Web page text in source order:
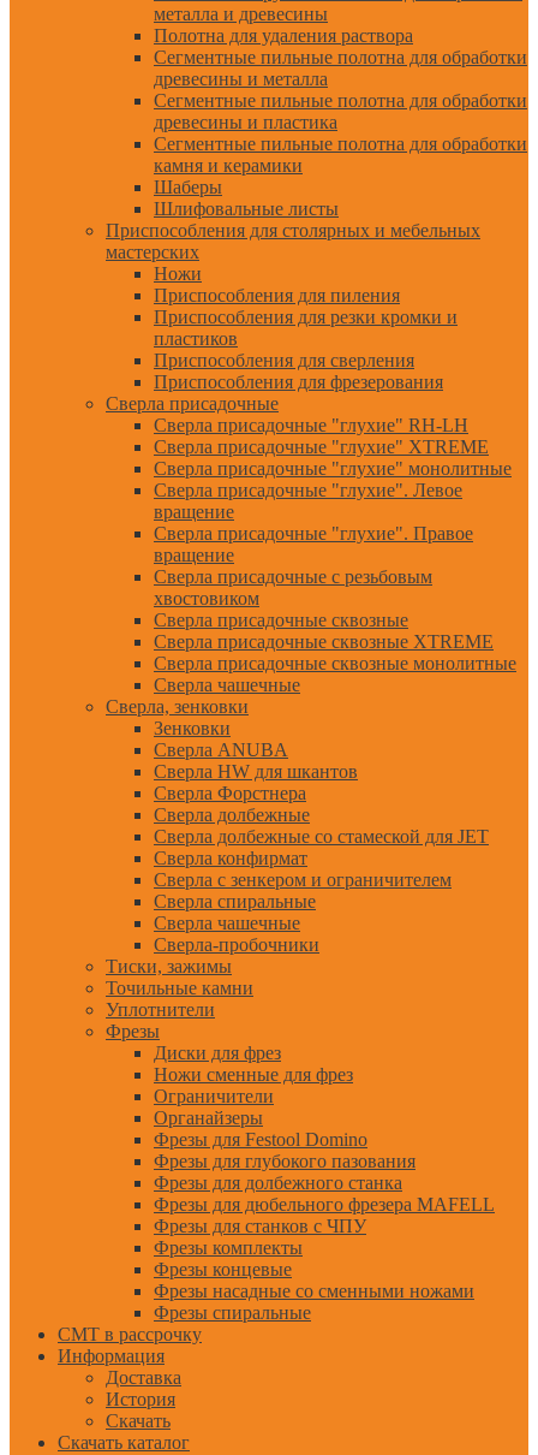
металла и древесины
Полотна для удаления раствора
Сегментные пильные полотна для обработки
древесины и металла
Сегментные пильные полотна для обработки
древесины и пластика
Сегментные пильные полотна для обработки
камня и керамики
Шаберы
Шлифовальные листы
Приспособления для столярных и мебельных
мастерских
Ножи
Приспособления для пиления
Приспособления для резки кромки и
пластиков
Приспособления для сверления
Приспособления для фрезерования
Сверла присадочные
Сверла присадочные "глухие" RH-LH
Сверла присадочные "глухие" XTREME
Сверла присадочные "глухие" монолитные
Сверла присадочные "глухие". Левое
вращение
Сверла присадочные "глухие". Правое
вращение
Сверла присадочные с резьбовым
хвостовиком
Сверла присадочные сквозные
Сверла присадочные сквозные XTREME
Сверла присадочные сквозные монолитные
Сверла чашечные
Сверла, зенковки
Зенковки
Сверла ANUBA
Сверла HW для шкантов
Сверла Форстнера
Сверла долбежные
Сверла долбежные со стамеской для JET
Сверла конфирмат
Сверла с зенкером и ограничителем
Сверла спиральные
Сверла чашечные
Сверла-пробочники
Тиски, зажимы
Точильные камни
Уплотнители
Фрезы
Диски для фрез
Ножи сменные для фрез
Ограничители
Органайзеры
Фрезы для Festool Domino
Фрезы для глубокого пазования
Фрезы для долбежного станка
Фрезы для дюбельного фрезера MAFELL
Фрезы для станков с ЧПУ
Фрезы комплекты
Фрезы концевые
Фрезы насадные со сменными ножами
Фрезы спиральные
CMT в рассрочку
Информация
Доставка
История
Скачать
Скачать каталог